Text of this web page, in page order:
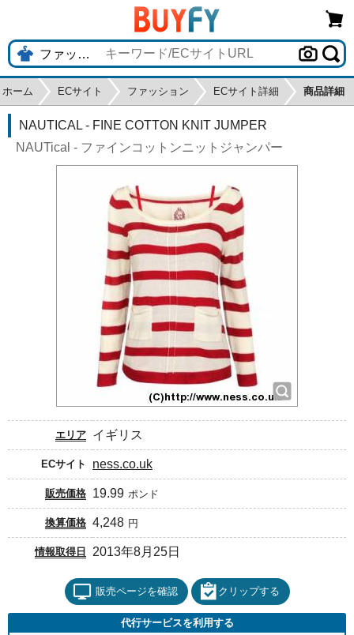
ホーム ECサイト ファッション ECサイト詳細 商品詳細
NAUTICAL - FINE COTTON KNIT JUMPER
NAUTical - ファインコットンニットジャンパー
エリア イギリス
ECサイト ness.co.uk
販売価格 19.99 ポンド
換算価格 4,248 円
情報取得日 2013年8月25日
販売ページを確認 クリップする
代行サービスを利用する